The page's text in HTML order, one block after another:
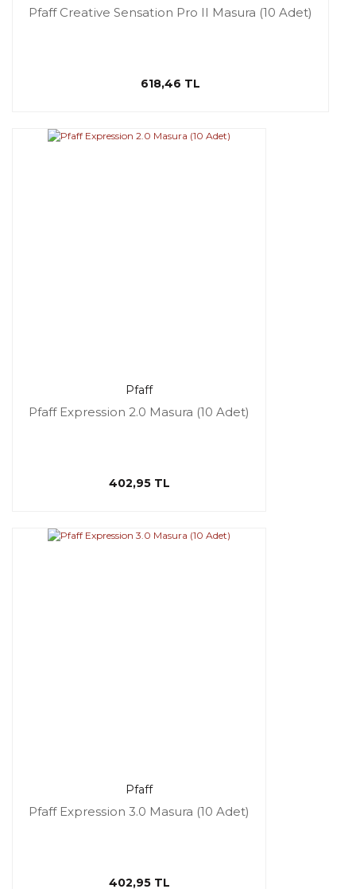
Pfaff Creative Sensation Pro II Masura (10 Adet)
618,46 TL
Pfaff
Pfaff Expression 2.0 Masura (10 Adet)
402,95 TL
Pfaff
Pfaff Expression 3.0 Masura (10 Adet)
402,95 TL